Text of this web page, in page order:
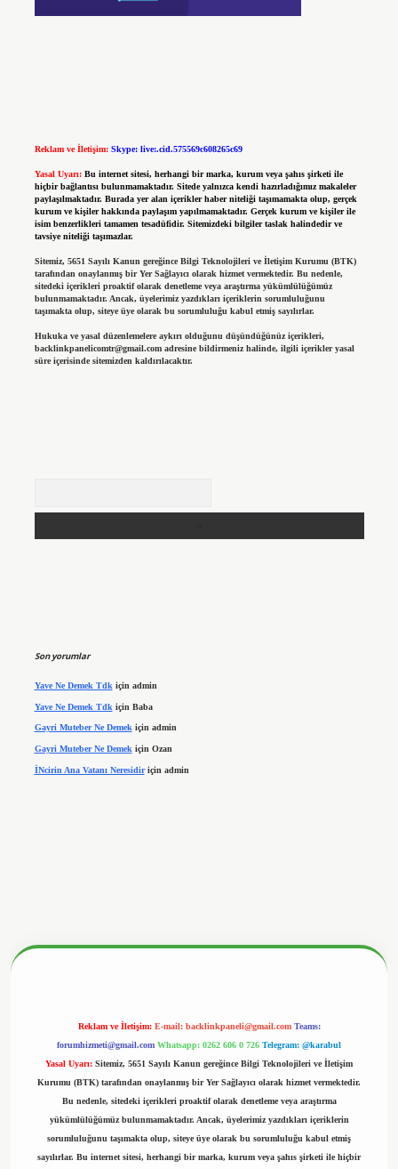
Reklam ve İletişim: Skype: live:.cid.575569c608265c69
Yasal Uyarı: Bu internet sitesi, herhangi bir marka, kurum veya şahıs şirketi ile
hiçbir bağlantısı bulunmamaktadır. Sitede yalnızca kendi hazırladığımız makaleler
paylaşılmaktadır. Burada yer alan içerikler haber niteliği taşımamakta olup, gerçek
kurum ve kişiler hakkında paylaşım yapılmamaktadır. Gerçek kurum ve kişiler ile
isim benzerlikleri tamamen tesadüfidir. Sitemizdeki bilgiler taslak halindedir ve
tavsiye niteliği taşımazlar.
Sitemiz, 5651 Sayılı Kanun gereğince Bilgi Teknolojileri ve İletişim Kurumu (BTK)
tarafından onaylanmış bir Yer Sağlayıcı olarak hizmet vermektedir. Bu nedenle,
sitedeki içerikleri proaktif olarak denetleme veya araştırma yükümlülüğümüz
bulunmamaktadır. Ancak, üyelerimiz yazdıkları içeriklerin sorumluluğunu
taşımakta olup, siteye üye olarak bu sorumluluğu kabul etmiş sayılırlar.
Hukuka ve yasal düzenlemelere aykırı olduğunu düşündüğünüz içerikleri,
backlinkpanelicomtr@gmail.comadresine bildirmeniz halinde, ilgili içerikler yasal
süre içerisinde sitemizden kaldırılacaktır.
Son yorumlar
Yave Ne Demek Tdk için admin
Yave Ne Demek Tdk için Baba
Gayri Muteber Ne Demekiçin admin
Gayri Muteber Ne Demek için Ozan
İNcirin Ana Vatanı Neresidiriçin admin
Reklam ve İletişim: E-mail: backlinkpaneli@gmail.com Teams:
forumhizmeti@gmail.com Whatsapp: 0262 606 0 726 Telegram: @karabul
Yasal Uyarı: Sitemiz, 5651 Sayılı Kanun gereğince Bilgi Teknolojileri ve İletişim
Kurumu (BTK) tarafından onaylanmış bir Yer Sağlayıcı olarak hizmet vermektedir.
Bu nedenle, sitedeki içerikleri proaktif olarak denetleme veya araştırma
yükümlülüğümüz bulunmamaktadır. Ancak, üyelerimiz yazdıkları içeriklerin
sorumluluğunu taşımakta olup, siteye üye olarak bu sorumluluğu kabul etmiş
sayılırlar. Bu internet sitesi, herhangi bir marka, kurum veya şahıs şirketi ile hiçbir